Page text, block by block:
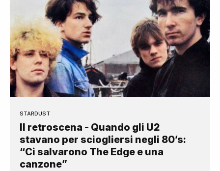
STARDUST
Il retroscena - Quando gli U2
stavano per sciogliersi negli 80’s:
“Ci salvarono The Edge e una
canzone”